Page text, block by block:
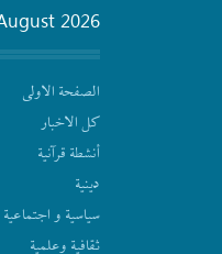
2026
الصفحة الاولى
كل الاخبار
أنشطة قرآنیة
دينية
سیاسیة و اجتماعیة
ثقافیة وعلمیة